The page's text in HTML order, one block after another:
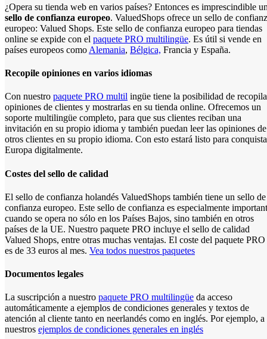
¿Opera su tienda web en varios países? Entonces es imprescindible
sello de confianza europeo. ValuedShops ofrece un sello de
europeo: Valued Shops. Este sello de confianza europeo para tiendas
online se expide con el paquete PRO multilingüe. Es útil si vende en
países europeos como Alemania, Bélgica, Francia y España.
Recopile opiniones en varios idiomas
Con nuestro paquete PRO multil ingüe tiene la posibilidad de
opiniones de clientes y mostrarlas en su tienda online. Ofrecemos un
soporte multilingüe completo, para que sus clientes reciban una
invitación en su propio idioma y también puedan leer las opiniones de
otros clientes en su propio idioma. Con esto estará listo para
Europa digitalmente.
Costes del sello de calidad
El sello de confianza holandés ValuedShops también tiene un sello de
confianza europeo. Este sello de confianza es especialmente
cuando se opera no sólo en los Países Bajos, sino también en otros
países de la UE. Nuestro paquete PRO incluye el sello de calidad
Valued Shops, entre otras muchas ventajas. El coste del paquete PRO
es de 33 euros al mes. Vea todos nuestros paquetes
Documentos legales
La suscripción a nuestro paquete PRO multilingüe da acceso
automáticamente a ejemplos de condiciones generales y textos de
atención al cliente tanto en neerlandés como en inglés. Por ejemplo, a
nuestros ejemplos de condiciones generales en inglés